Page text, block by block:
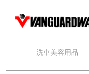
洗車美容用品